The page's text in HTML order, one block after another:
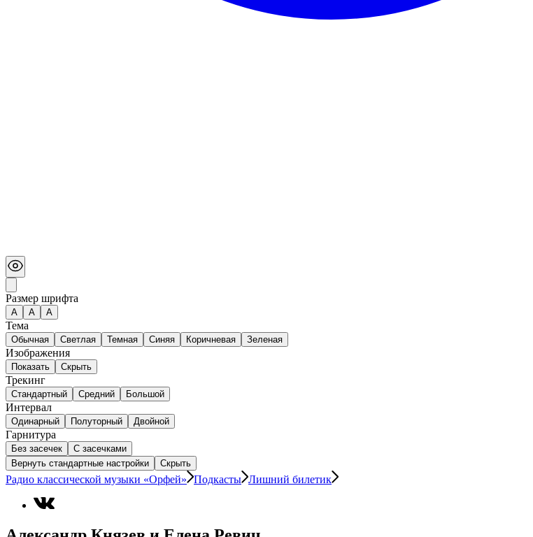
Размер шрифта
А A A
Тема
Обычная Светлая Темная Синяя Коричневая Зеленая
Изображения
Показать Скрыть
Трекинг
Стандартный Средний Большой
Интервал
Одинарный Полуторный Двойной
Гарнитура
Без засечек
С засечками
Вернуть стандартные настройки
Скрыть
Радио классической музыки «Орфей» Подкасты Лишний билетик